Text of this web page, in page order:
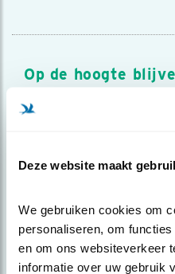
Deze website maakt
We gebruiken cookies om
personaliseren, om
en om ons websiteverkeer
informatie over uw gebruik
Op de hoogte
Meld je aan en ontvang
over vogels en activiteiten